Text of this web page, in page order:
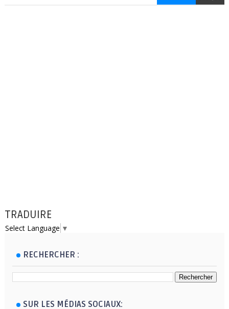
TRADUIRE
Select Language ▼
RECHERCHER :
SUR LES MÉDIAS SOCIAUX: